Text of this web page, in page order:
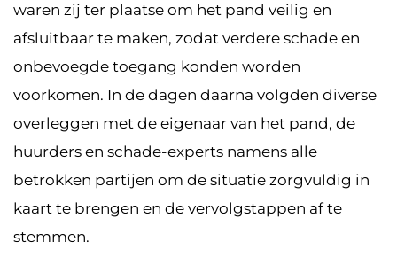
waren zij ter plaatse om het pand veilig en
afsluitbaar te maken, zodat verdere schade en
onbevoegde toegang konden worden
voorkomen. In de dagen daarna volgden diverse
overleggen met de eigenaar van het pand, de
huurders en schade-experts namens alle
betrokken partijen om de situatie zorgvuldig in
kaart te brengen en de vervolgstappen af te
stemmen.